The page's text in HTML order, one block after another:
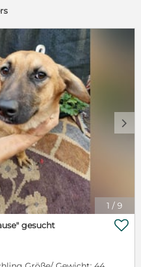
1 / 9
d
gesucht
